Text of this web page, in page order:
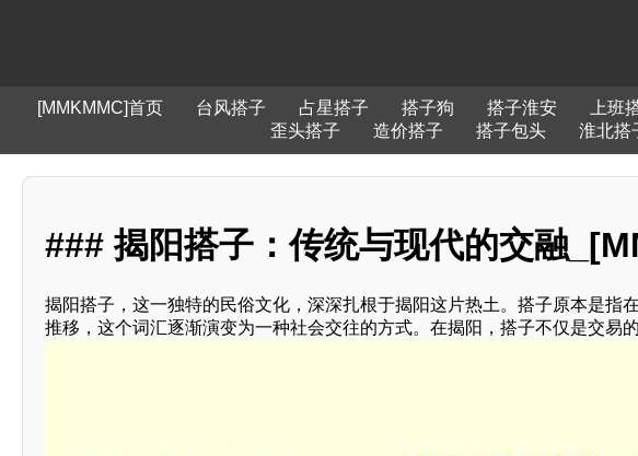
[MMKMMC]首页 台风搭子 占星搭子 搭子狗 搭子淮安 上班
歪头搭子
造价搭子 搭子包头 淮北搭
### 揭阳搭子：传统与现代的交融
揭阳搭子，这一独特的民俗文化，深深扎根于揭阳这片热土。搭子原本是指
推移，这个词汇逐渐演变为一种社会交往的方式。在揭阳，搭子不仅是交易